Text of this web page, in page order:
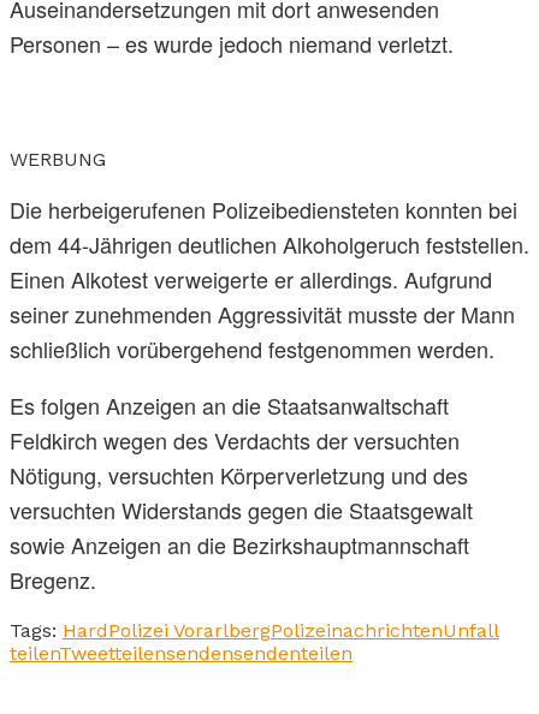
Auseinandersetzungen mit dort anwesenden
Personen – es wurde jedoch niemand verletzt.
WERBUNG
Die herbeigerufenen Polizeibediensteten konnten bei
dem 44-Jährigen deutlichen Alkoholgeruch feststellen.
Einen Alkotest verweigerte er allerdings. Aufgrund
seiner zunehmenden Aggressivität musste der Mann
schließlich vorübergehend festgenommen werden.
Es folgen Anzeigen an die Staatsanwaltschaft
Feldkirch wegen des Verdachts der versuchten
Nötigung, versuchten Körperverletzung und des
versuchten Widerstands gegen die Staatsgewalt
sowie Anzeigen an die Bezirkshauptmannschaft
Bregenz.
Tags: HardPolizei VorarlbergPolizeinachrichtenUnfall
teilenTweetteilensendensendenteilen